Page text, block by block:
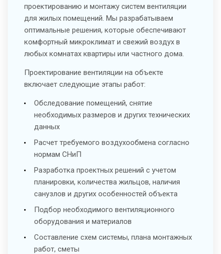
проектированию и монтажу систем вентиляции
для жилых помещений. Мы разрабатываем
оптимальные решения, которые обеспечивают
комфортный микроклимат и свежий воздух в
любых комнатах квартиры или частного дома.
Проектирование вентиляции на объекте
включает следующие этапы работ:
Обследование помещений, снятие
необходимых размеров и других технических
данных
Расчет требуемого воздухообмена согласно
нормам СНиП
Разработка проектных решений с учетом
планировки, количества жильцов, наличия
санузлов и других особенностей объекта
Подбор необходимого вентиляционного
оборудования и материалов
Составление схем системы, плана монтажных
работ, сметы